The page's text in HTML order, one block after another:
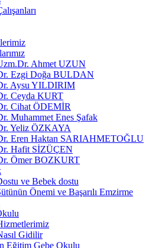
Ahmet UZUN
Ezgi Doğa BULDAN
Aysu YILDIRIM
Ceyda KURT
Cihat ÖDEMİR
Muhammet Enes Şafak
Yeliz ÖZKAYA
Eren Haktan SARIAHMETOĞLU
Hafit SİZÜÇEN
Ömer BOZKURT
ve Bebek dostu
Önemi ve Başarılı Emzirme
Gidilir
Eğitim Gebe Okulu